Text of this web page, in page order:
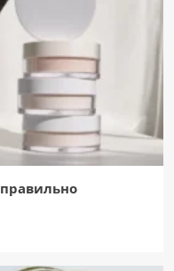
перша
громади
зафіксовано новий